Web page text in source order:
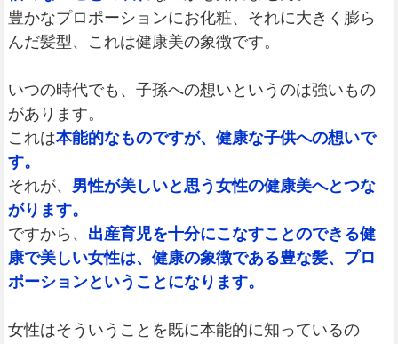
豊かなプロポーションにお化粧、それに大きく膨ら
んだ髪型、これは健康美の象徴です。
いつの時代でも、子孫への想いというのは強いもの
があります。
これは本能的なものですが、健康な子供への想いで
す。
それが、 男性が美しいと思う女性の健康美へとつな
がります。
ですから、 出産育児を十分にこなすことのできる健
康で美しい女性は、健康の象徴である豊な髪、プロ
ポーションということになります。
女性はそういうことを既に本能的に知っているの